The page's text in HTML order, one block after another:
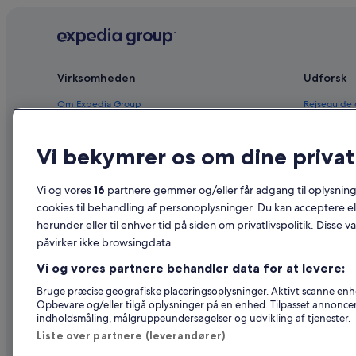
Virksomheden
Om Expedia Group
Registrer dit overnatningssted
Nyhedsrum
Reklame
Udforsk
Rejseguide
Flyrejser –
Billeje i
Vi bekymrer os om dine
Vi og vores16 partnere gemmer og/eller får adgang til
cookies til behandling af personoplysninger. Du kan acceptere
herunder eller til enhver tid på siden om privatlivspolitik. Disse
påvirker ikke browsingdata.
Vi og vores partnere behandler data for at levere:
Bruge præcise geografiske placeringsoplysninger. Aktivt scanne
Opbevare og/eller tilgå oplysninger på en enhed. Tilpasset
indholdsmåling, målgruppeundersøgelser og udvikling af tjenester.
Liste over partnere (leverandører)